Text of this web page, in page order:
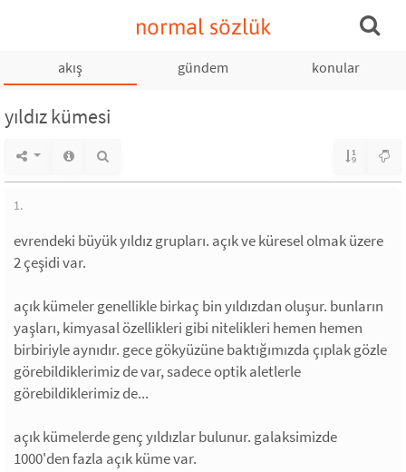
normal sözlük
akış gündem konular
yıldız kümesi
1.
evrendeki büyük yıldız grupları. açık ve küresel olmak üzere
2 çeşidi var.
açık kümeler genellikle birkaç bin yıldızdan oluşur. bunların
yaşları, kimyasal özellikleri gibi nitelikleri hemen hemen
birbiriyle aynıdır. gece gökyüzüne baktığımızda çıplak gözle
görebildiklerimiz de var, sadece optik aletlerle
görebildiklerimiz de...
açık kümelerde genç yıldızlar bulunur. galaksimizde
1000'den fazla açık küme var.